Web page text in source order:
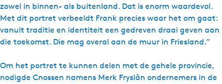
zowel in binnen- als buitenland. Dat is enorm waardevol.
Met dit portret verbeeldt Frank precies waar het om gaat:
vanuit traditie en identiteit een gedreven draai geven aan
die toekomst. Die mag overal aan de muur in Friesland.”
Om het portret te kunnen delen met de gehele provincie,
nodigde Cnossen namens Merk Fryslân ondernemers in de